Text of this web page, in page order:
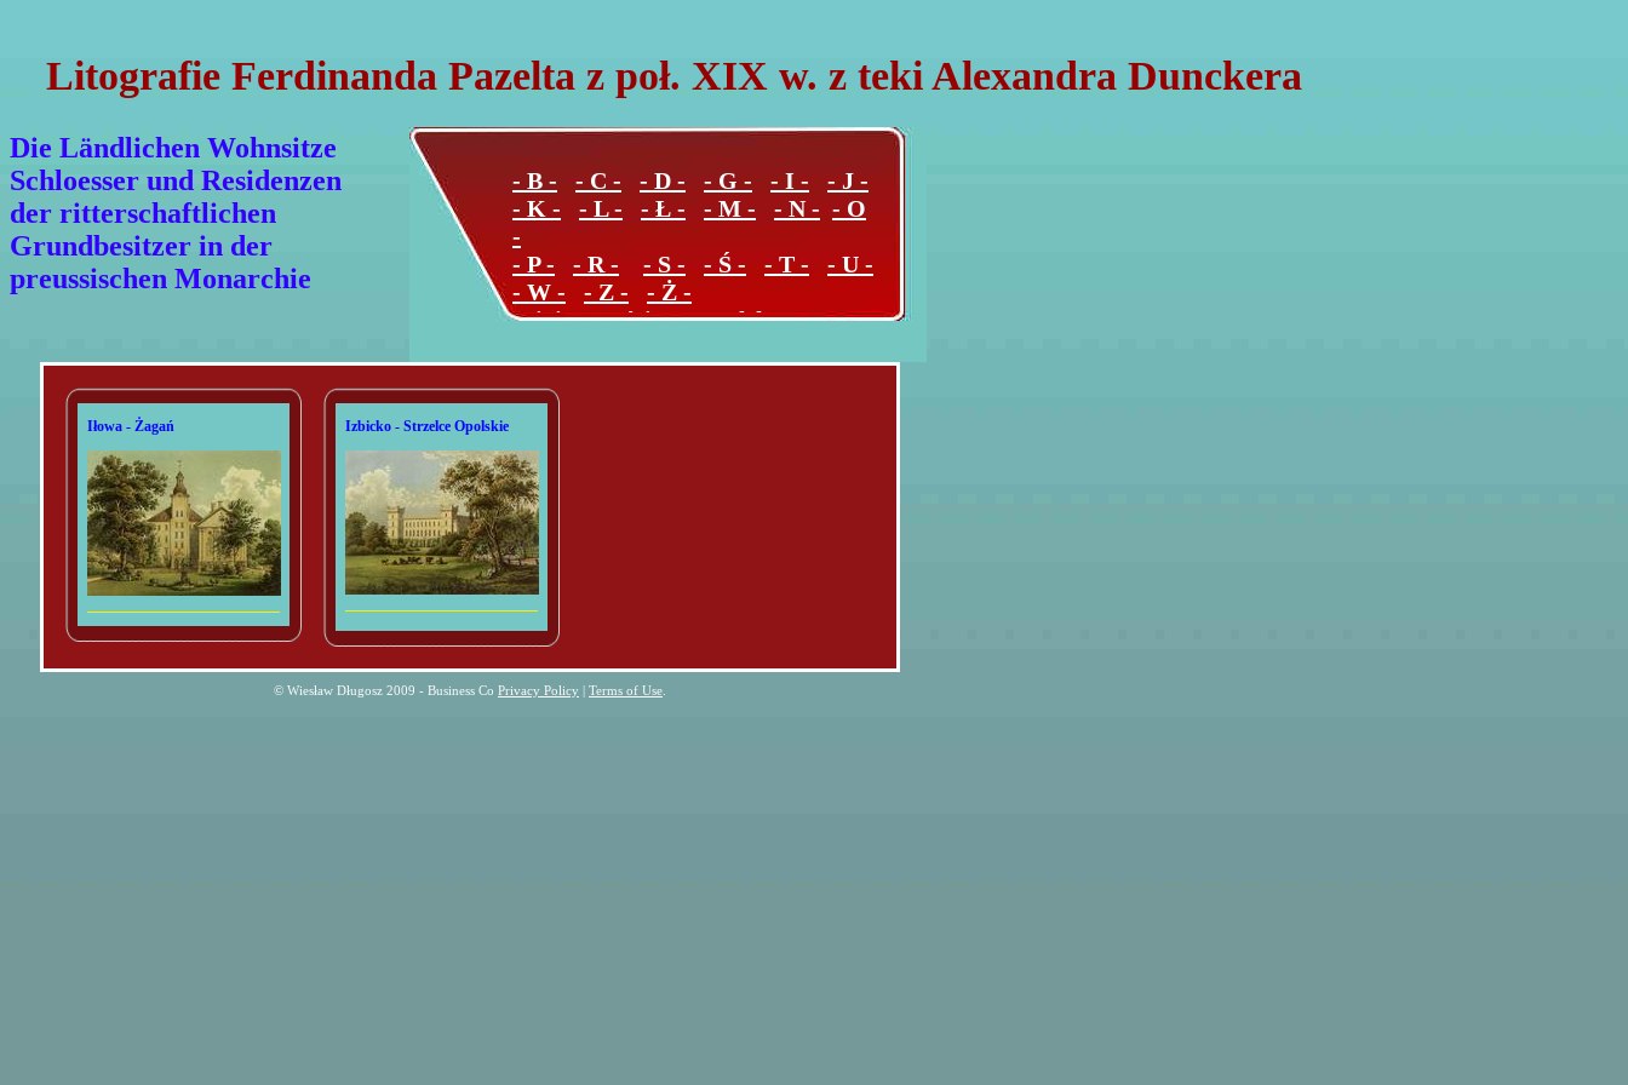
Litografie Ferdinanda Pazelta z poł. XIX w. z teki Alexandra Dunckera
Die Ländlichen Wohnsitze
Schloesser und Residenzen
der ritterschaftlichen
Grundbesitzer in der
preussischen Monarchie
- B - - C - - D - - G - - I -
- J -
- K -
- L - - Ł - - M - - N - - O
-
- P -
- R - - S - - Ś - - T -
- U -
- W -
- Z -
- Ż -
Miejscowości poza Polską
Iłowa - Żagań Izbicko - Strzelce Opolskie
© Wiesław Długosz 2009 - Business Co Privacy Policy | Terms of Use